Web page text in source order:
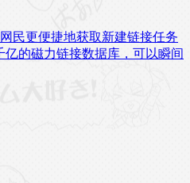
民更便捷地获取新建链接任务
的磁力链接数据库，可以瞬间